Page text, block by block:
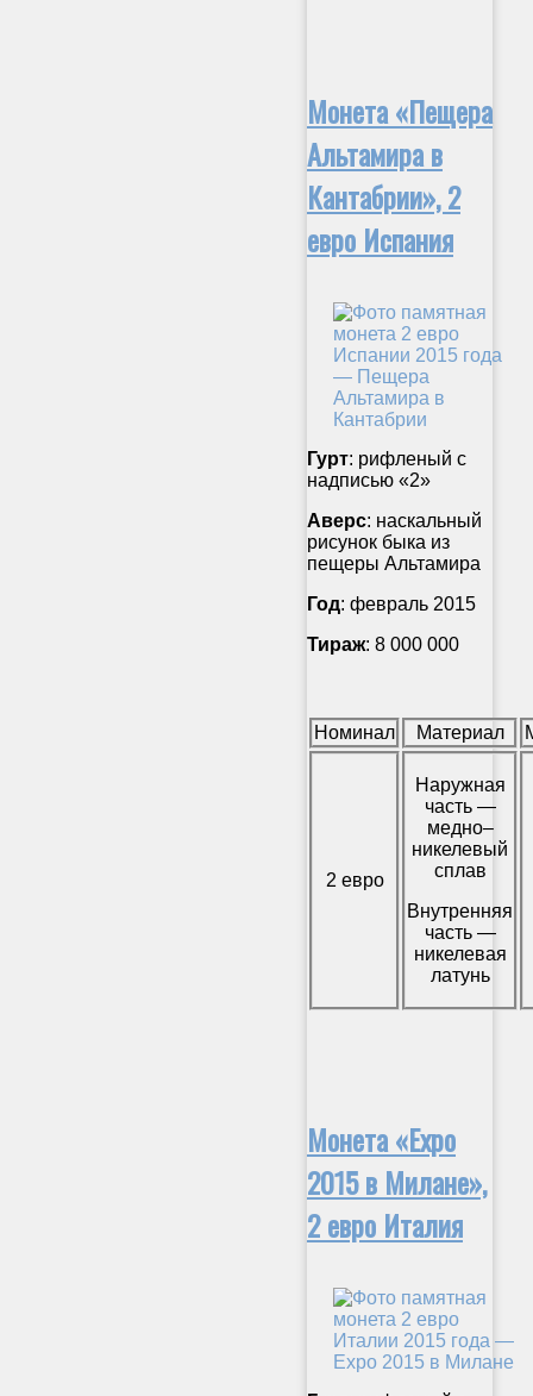
Монета «Пещера
Альтамира в
Кантабрии», 2
евро Испания
Гурт: рифленый с
надписью «2»
Аверс: наскальный
рисунок быка из
пещеры Альтамира
Год: февраль 2015
Тираж: 8 000 000
Номинал Материал
2 евро
Наружная
часть —
медно–
никелевый
сплав
Внутренняя
часть —
никелевая
латунь
Монета «Expo
2015 в Милане»,
2 евро Италия